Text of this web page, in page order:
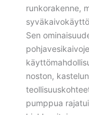
runkorakenne,
Sen
noston,
pumppua